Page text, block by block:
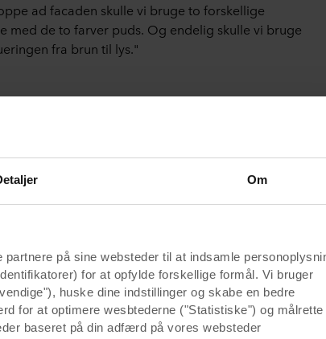
Om
på sine websteder til at indsamle
for at opfylde forskellige formål. Vi bruger
huske dine indstillinger og skabe en bedre
for at optimere wesbtederne ("Statistiske") og målrette
baseret på din adfærd på vores websteder
ad facaden skulle vi bruge to forskellige
med de to farver puds. Og endelig skulle vi bruge
fra brun til lys."
Martin, som var entreprenør på projektet,
vision kan beboerne nu glæde sig over
resultatet vil kunne nydes i mange år takket være